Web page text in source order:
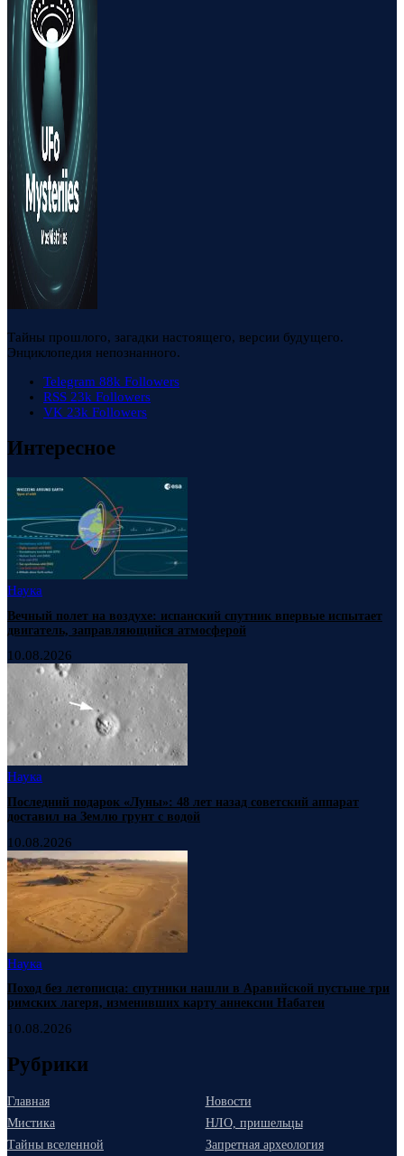
Тайны прошлого, загадки настоящего, версии будущего.
Энциклопедия непознанного.
Telegram 88k Followers
RSS 23k Followers
VK 23k Followers
Интересное
Наука
Вечный полет на воздухе: испанский спутник впервые испытает
двигатель, заправляющийся атмосферой
10.08.2026
Наука
Последний подарок «Луны»: 48 лет назад советский аппарат
доставил на Землю грунт с водой
10.08.2026
Наука
Поход без летописца: спутники нашли в Аравийской пустыне три
римских лагеря, изменивших карту аннексии Набатеи
10.08.2026
Рубрики
Главная
Новости
Мистика
НЛО, пришельцы
Тайны вселенной
Запретная археология